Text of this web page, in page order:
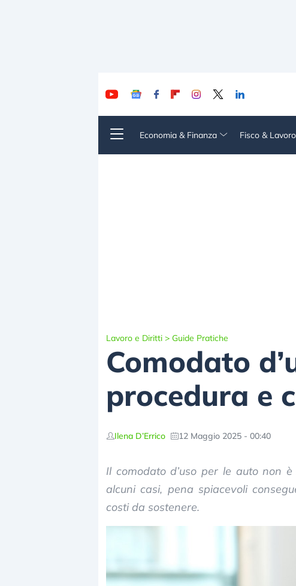
Economia & Finanza Fisco & Lavoro
Lavoro e Diritti > Guide Pratiche
Comodato
procedura e
Ilena D’Errico 12 Maggio 2025 - 00:40
Il comodato d’uso per le auto non
alcuni casi, pena spiacevoli
costi da sostenere.